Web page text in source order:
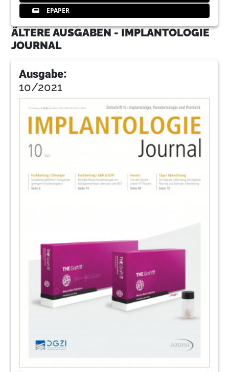
EPAPER
ÄLTERE AUSGABEN - IMPLANTOLOGIE
JOURNAL
Ausgabe:
10/2021